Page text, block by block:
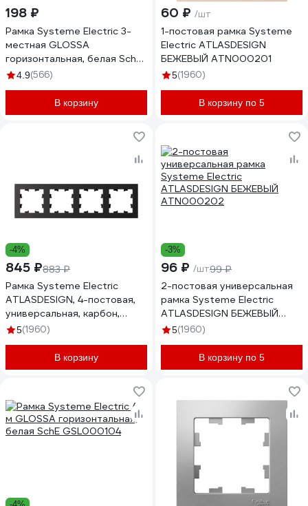
198 ₽
Рамка Systeme Electric 3-
местная GLOSSA
горизонтальная, белая SchE
GSL000103
4.9(566)
В корзину
60 ₽ /шт
1-постовая рамка Systeme
Electric ATLASDESIGN
БЕЖЕВЫЙ ATN000201
5(1960)
В корзину по 5
-4%
845 ₽883 ₽
Рамка Systeme Electric
ATLASDESIGN, 4-постовая,
универсальная, карбон,
ATN001004
5(1960)
В корзину
-3%
96 ₽ /шт99 ₽
2-постовая универсальная
рамка Systeme Electric
ATLASDESIGN БЕЖЕВЫЙ
ATN000202
5(1960)
В корзину по 5